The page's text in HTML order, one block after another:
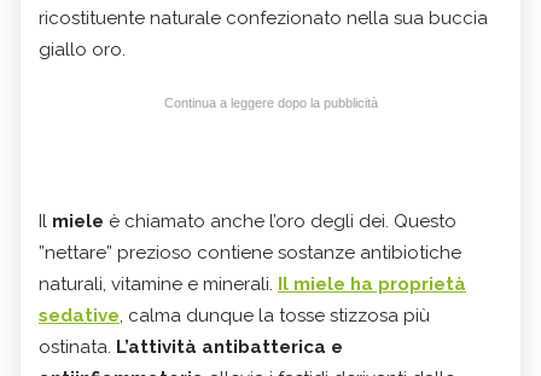
ricostituente naturale confezionato nella sua buccia
giallo oro.
Continua a leggere dopo la pubblicità
Il miele è chiamato anche l’oro degli dei. Questo
”nettare” prezioso contiene sostanze antibiotiche
naturali, vitamine e minerali. Il miele ha proprietà
sedative, calma dunque la tosse stizzosa più
ostinata. L’attività antibatterica e